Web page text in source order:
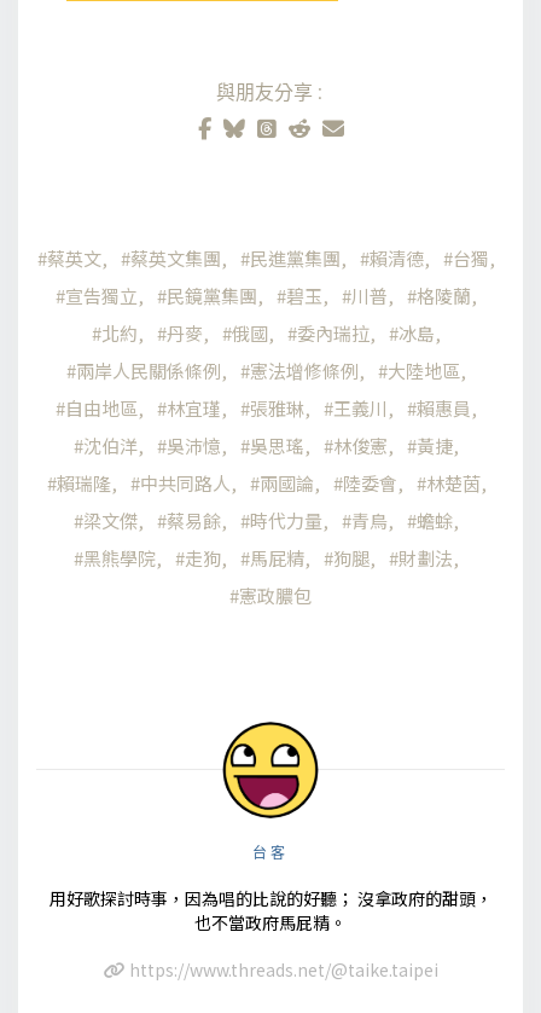
與朋友分享:
蔡英文 蔡英文集團 民進黨集團 賴清德
台獨
宣告獨立
民鏡黨集團 碧玉 川普
格陵蘭
北約
丹麥 俄國 委內瑞拉
冰島
兩岸人民關係條例
憲法增修條例
大陸地區
自由地區
林宜瑾 張雅琳 王義川
賴惠員
沈伯洋
吳沛憶 吳思瑤 林俊憲
黃捷
賴瑞隆
中共同路人 兩國論 陸委會
林楚茵
梁文傑
蔡易餘 時代力量 青鳥
蟾蜍
黑熊學院
走狗 馬屁精 狗腿
財劃法
憲政膿包
台客
用好歌探討時事，因為唱的比說的好聽； 沒拿政府的甜頭，
也不當政府馬屁精。
https://www.threads.net/@taike.taipei